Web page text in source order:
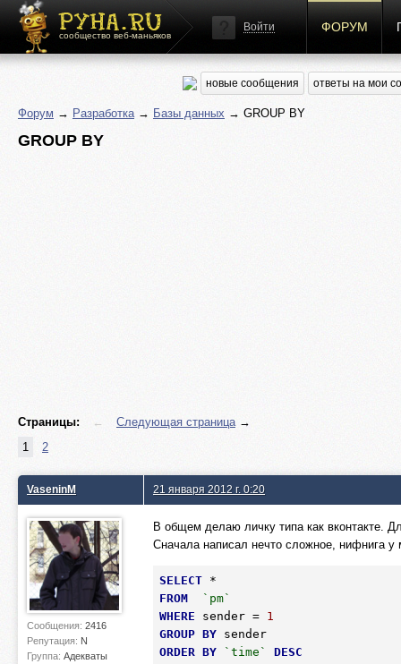
сообщество веб-маньяков
Войти ФОРУМ
новые сообщения ответы на мои
Форум → Разработка→ Базы данных → GROUP BY
GROUP BY
Страницы: ← Следующая страница→
1
2
VaseninM
Сообщения: 2416
Репутация: N
Группа: Адекваты
21 января 2012 г. 0:20
В общем делаю личку типа как вконтакте.
Сначала написал нечто сложное, нифнига у
SELECT
FROM
`pm`
WHERE sender = 1
GROUP BY
sender
ORDER BY `time`
DESC